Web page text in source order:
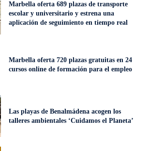
Marbella oferta 689 plazas de transporte
escolar y universitario y estrena una
aplicación de seguimiento en tiempo real
Marbella oferta 720 plazas gratuitas en 24
cursos online de formación para el empleo
Las playas de Benalmádena acogen los
talleres ambientales ‘Cuidamos el Planeta’